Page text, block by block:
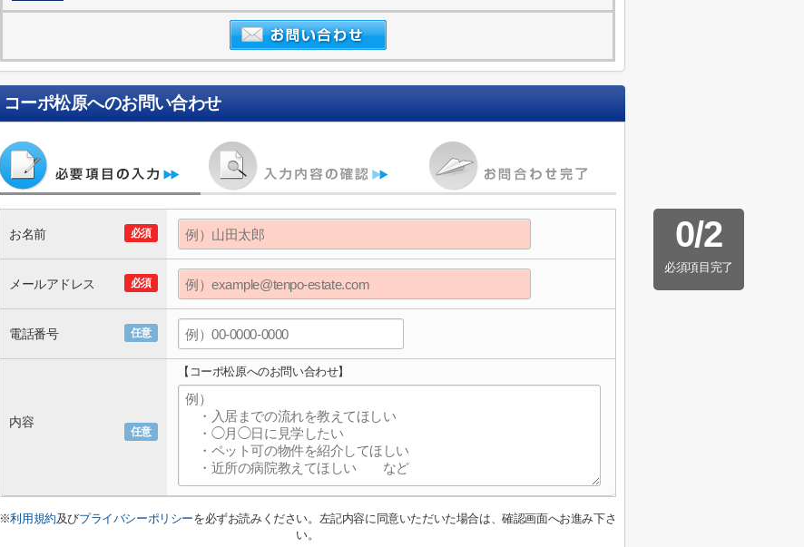
コーポ松原へのお問い合わせ
0/2
必須項目完了
必須
お名前
必須
メールアドレス
任意
電話番号
任意
内容
【コーポ松原へのお問い合わせ】
※利用規約及びプライバシーポリシーを必ずお読みください。左記内容に同意いただいた場合は、確認画面へお進み下さ
い。